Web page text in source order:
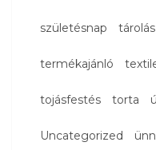
születésnap tárolás
termékajánló
tojásfestés torta
Uncategorized